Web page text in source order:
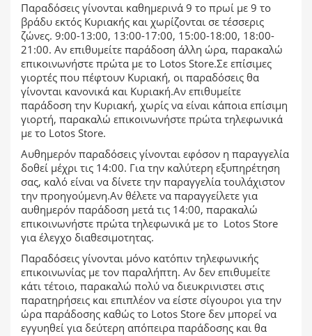
Παραδόσεις γίνονται καθημερινά 9 το πρωί με 9 το
βράδυ εκτός Κυριακής και χωρίζονται σε τέσσερις
ζώνες. 9:00-13:00, 13:00-17:00, 15:00-18:00, 18:00-
21:00. Αν επιθυμείτε παράδοση άλλη ώρα, παρακαλώ
επικοινωνήστε πρώτα με το Lotos Store.Σε επίσιμες
γιορτές που πέφτουν Κυριακή, οι παραδόσεις θα
γίνονται κανονικά και Κυριακή.Αν επιθυμείτε
παράδοση την Κυριακή, χωρίς να είναι κάποια επίσιμη
γιορτή, παρακαλώ επικοινωνήστε πρώτα τηλεφωνικά
με το Lotos Store.
Αυθημερόν παραδόσεις γίνονται εφόσον η παραγγελία
δοθεί μέχρι τις 14:00. Για την καλύτερη εξυπηρέτηση
σας, καλό είναι να δίνετε την παραγγελία τουλάχιστον
την προηγούμενη.Αν θέλετε να παραγγείλετε για
αυθημερόν παράδοση μετά τις 14:00, παρακαλώ
επικοινωνήστε πρώτα τηλεφωνικά με το Lotos Store
για έλεγχο διαθεσιμοτητας.
Παραδόσεις γίνονται μόνο κατόπιν τηλεφωνικής
επικοινωνίας με τον παραλήπτη. Αν δεν επιθυμείτε
κάτι τέτοιο, παρακαλώ πολύ να διευκρινιστει στις
παρατηρήσεις και επιπλέον να είστε σίγουροι για την
ώρα παράδοσης καθώς το Lotos Store δεν μπορεί να
εγγυηθεί για δεύτερη απόπειρα παράδοσης και θα